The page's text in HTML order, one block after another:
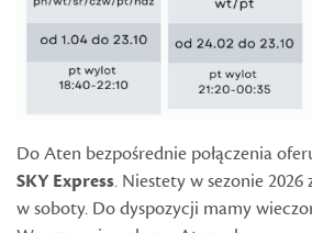
Do Aten bezpośrednie połączenia
SKY Express. Niestety w sezonie 2026
w soboty. Do dyspozycji mamy